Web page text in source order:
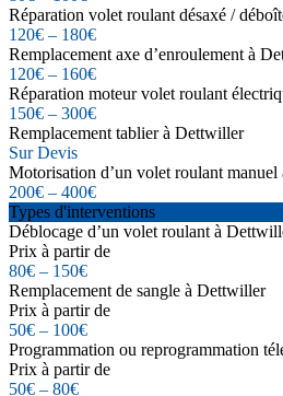
Réparation volet roulant désaxé /
120€ – 180€
Remplacement axe d’enroulement à
120€ – 160€
Réparation moteur volet roulant
150€ – 300€
Remplacement tablier à Dettwiller
Sur Devis
Motorisation d’un volet roulant
200€ – 400€
Types d'interventions
Déblocage d’un volet roulant à
Prix à partir de
80€ – 150€
Remplacement de sangle à Dettwiller
Prix à partir de
50€ – 100€
Programmation ou reprogrammation
Prix à partir de
50€ – 80€